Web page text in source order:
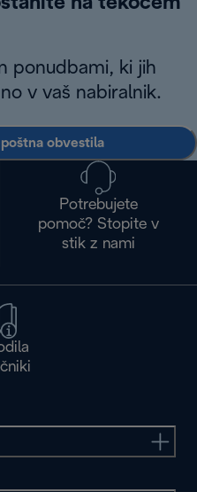
ponudbami, ki jih
v vaš nabiralnik.
obvestila
Potrebujete
pomoč? Stopite v
stik z nami